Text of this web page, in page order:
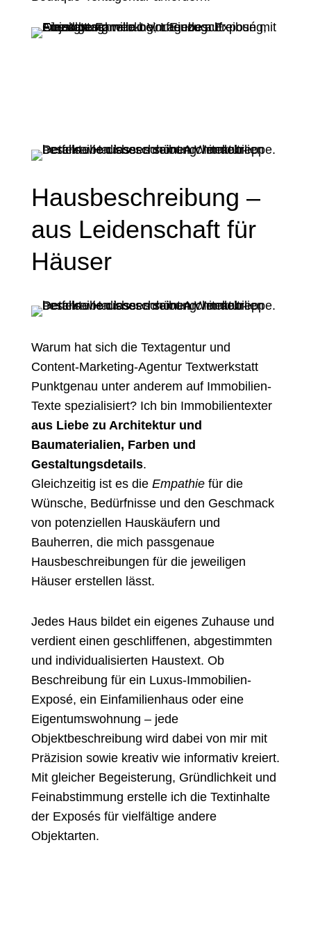
Hausbeschreibung –
aus Leidenschaft für
Häuser
Warum hat sich die Textagentur und
Content-Marketing-Agentur Textwerkstatt
Punktgenau unter anderem auf Immobilien-
Texte spezialisiert? Ich bin Immobilientexter
aus Liebe zu Architektur und
Baumaterialien, Farben und
Gestaltungsdetails.
Gleichzeitig ist es die Empathiefür die
Wünsche, Bedürfnisse und den Geschmack
von potenziellen Hauskäufern und
Bauherren, die mich passgenaue
Hausbeschreibungen für die jeweiligen
Häuser erstellen lässt.
Jedes Haus bildet ein eigenes Zuhause und
verdient einen geschliffenen, abgestimmten
und individualisierten Haustext. Ob
Beschreibung für ein Luxus-Immobilien-
Exposé, ein Einfamilienhaus oder eine
Eigentumswohnung – jede
Objektbeschreibung wird dabei von mir mit
Präzision sowie kreativ wie informativ kreiert.
Mit gleicher Begeisterung, Gründlichkeit und
Feinabstimmung erstelle ich die Textinhalte
der Exposés für vielfältige andere
Objektarten.